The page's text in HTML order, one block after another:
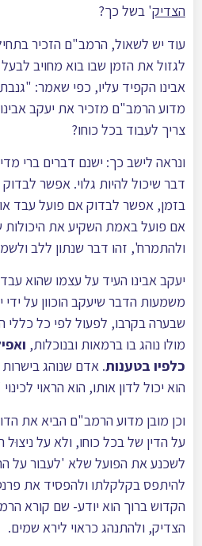
הצדיק' בשל כך?
עוד יש לשאול, הרמב"ם הזכיר
לגזול את הזמן שבו בוא מחויב
אבינו הקפיד עליו, כפי שאמר:
מדוע הרמב"ם מזכיר את יעקב
צריך לעבוד בכל כוחו?
ונראה לישב כך: ישנם דברים ברי
דבר שיכול להיות גלוי. אפשר
בזמן, אפשר לבדוק אם פועל עבד
אם פועל באמת השקיע את
ולהתמרח', זהו דבר שנתון ללב
יעקב אבינו העיד על עצמו שהוא
משמעות הדבר שיעקב הוכוון על
שבערה בקרבו, לפעול לפי כל כללי
מולו נוהג בו ברמאות ובנוכלות,
כלפיו בטענות. אדם שנוהג
הוא יכול לדון אותו, הוא הראוי
וכן מובן מדוע הרמב"ם הביא את
על הדין של בכל כוחו, ולא על
לשכנע את הפועל שלא 'לעבור על
להיתפס בקלקלתו ולהפסיד את
הקדוש ברוך הוא יודע- שם קורא
הצדיק, ולהתנהג כראוי לירא שמים.